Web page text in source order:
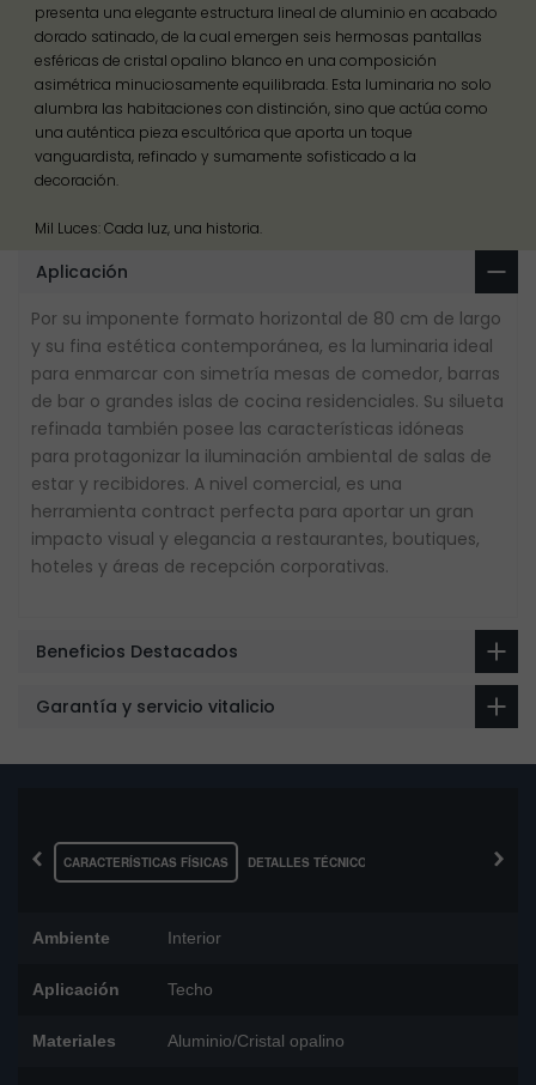
presenta una elegante estructura lineal de aluminio en acabado
dorado satinado, de la cual emergen seis hermosas pantallas
esféricas de cristal opalino blanco en una composición
asimétrica minuciosamente equilibrada. Esta luminaria no solo
alumbra las habitaciones con distinción, sino que actúa como
una auténtica pieza escultórica que aporta un toque
vanguardista, refinado y sumamente sofisticado a la
decoración.
Mil Luces: Cada luz, una historia.
Aplicación
Por su imponente formato horizontal de 80 cm de largo
y su fina estética contemporánea, es la luminaria ideal
para enmarcar con simetría mesas de comedor, barras
de bar o grandes islas de cocina residenciales. Su silueta
refinada también posee las características idóneas
para protagonizar la iluminación ambiental de salas de
estar y recibidores. A nivel comercial, es una
herramienta contract perfecta para aportar un gran
impacto visual y elegancia a restaurantes, boutiques,
hoteles y áreas de recepción corporativas.
Beneficios Destacados
Garantía y servicio vitalicio
‹ CARACTERÍSTICAS FÍSICAS DETALLES TÉCNICOS ›
Ambiente Interior
Aplicación Techo
Materiales Aluminio/Cristal opalino